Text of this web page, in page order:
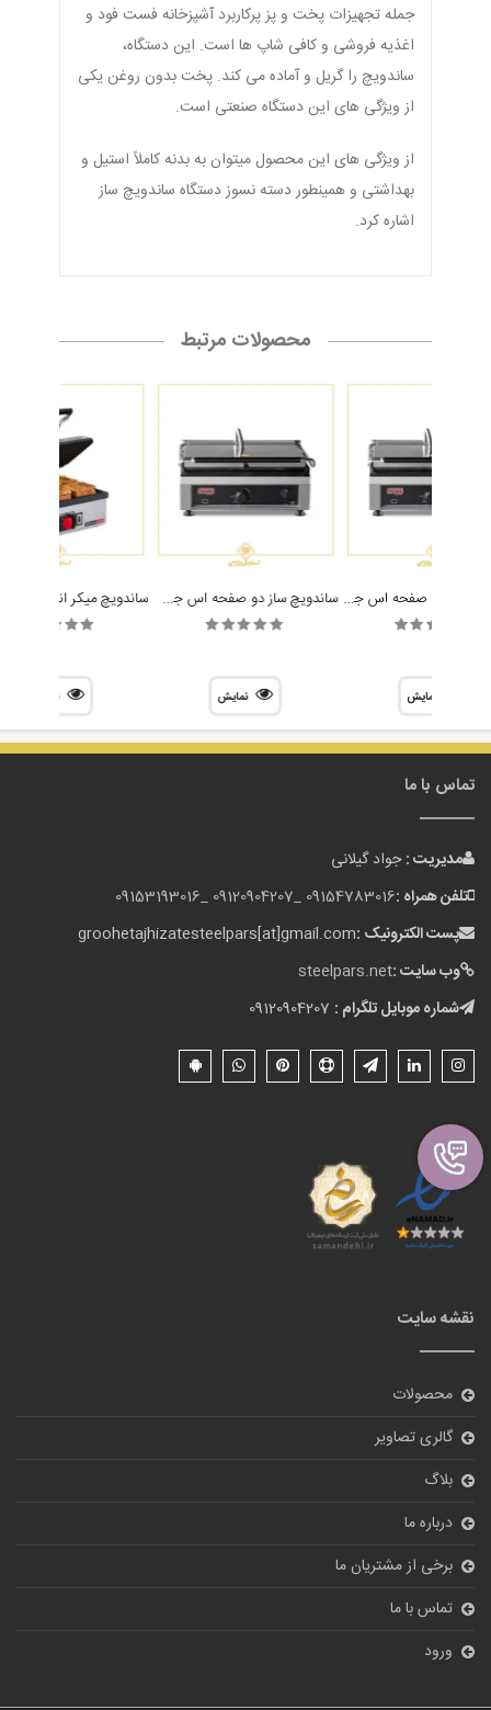
جمله تجهیزات پخت و پز پرکاربرد آشپزخانه فست فود و
اغذیه فروشی و کافی شاپ ها است. این دستگاه،
ساندویچ را گریل و آماده می کند. پخت بدون روغن یکی
از ویژگی های این دستگاه صنعتی است.
از ویژگی های این محصول میتوان به بدنه کاملاً استیل و
بهداشتی و همینطور دسته نسوز دستگاه ساندویچ ساز
اشاره کرد.
محصولات مرتبط
ساندویچ ساز تک صفحه اس جی اس مدل SGS 2735E
نمایش
ساندویچ ساز دو صفحه اس جی اس مدل SGS 5530DE
نمایش
تماس با ما
مدیریت :جواد گیلانی
تلفن همراه :09154783016 _
09120904207 _
09153193016
پست الکترونیک :groohetajhizatesteelpars[at]gmail.com
وب سایت :steelpars.net
شماره موبایل تلگرام :
نقشه سایت
محصولات
گالری تصاویر
بلاگ
درباره ما
برخی از مشتریان ما
تماس با ما
ورود